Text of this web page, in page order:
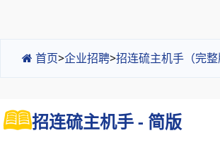
首页>企业招聘>招连硫主机手（完整
招连硫主机手 - 简版